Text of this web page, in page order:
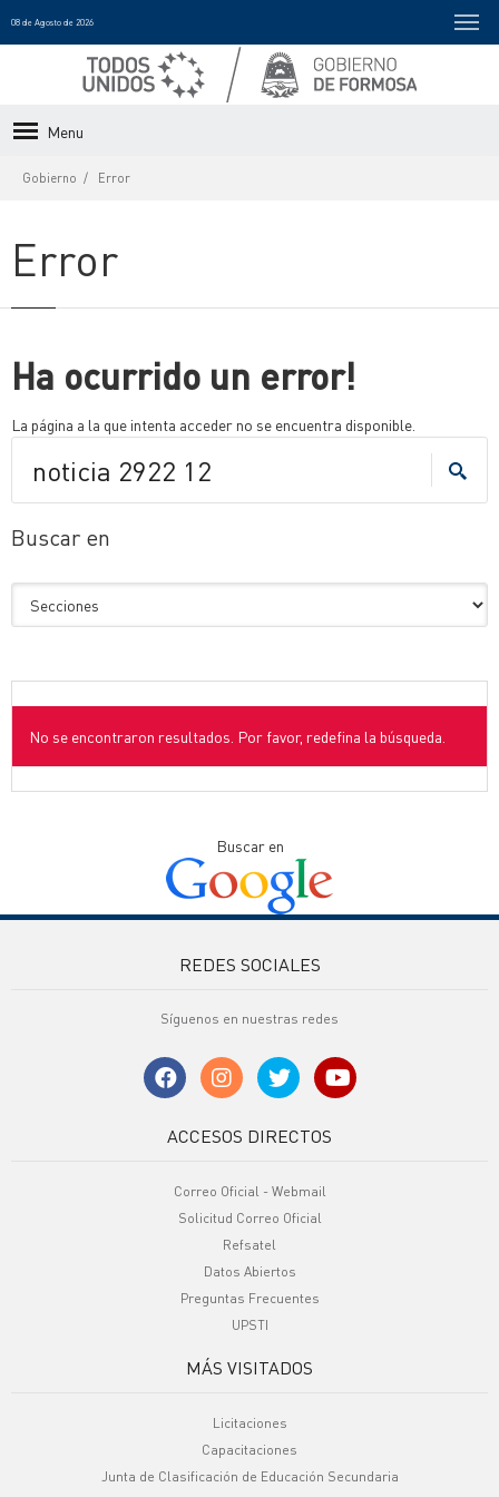
08 de Agosto de 2026
Menu
Gobierno Error
Error
Ha ocurrido un error!
La página a la que intenta acceder no se encuentra disponible.
Buscar en
No se encontraron resultados. Por favor, redefina la búsqueda.
Buscar en
REDES SOCIALES
Síguenos en nuestras redes
ACCESOS DIRECTOS
Correo Oficial - Webmail
Solicitud Correo Oficial
Refsatel
Datos Abiertos
Preguntas Frecuentes
UPSTI
MÁS VISITADOS
Licitaciones
Capacitaciones
Junta de Clasificación de Educación Secundaria